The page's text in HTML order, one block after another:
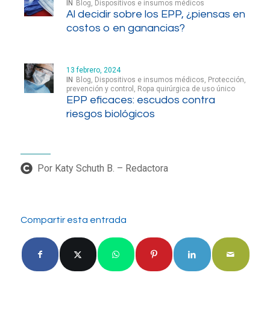
IN
Blog, Dispositivos e insumos médicos
Al decidir sobre los EPP, ¿piensas en
costos o en ganancias?
13 febrero, 2024
IN
Blog, Dispositivos e insumos médicos, Protección,
prevención y control , Ropa quirúrgica de uso único
EPP eficaces: escudos contra
riesgos biológicos
Por Katy Schuth B. – Redactora
Compartir esta entrada